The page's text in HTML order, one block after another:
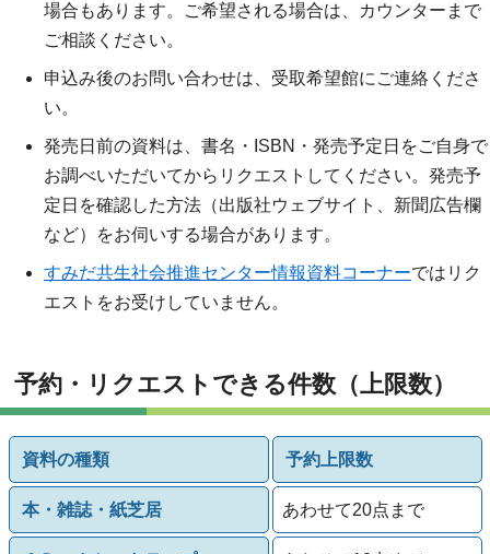
場合もあります。ご希望される場合は、カウンターまで
ご相談ください。
申込み後のお問い合わせは、受取希望館にご連絡くださ
い。
発売日前の資料は、書名・ISBN・発売予定日をご自身で
お調べいただいてからリクエストしてください。発売予
定日を確認した方法（出版社ウェブサイト、新聞広告欄
など）をお伺いする場合があります。
すみだ共生社会推進センター情報資料コーナーではリク
エストをお受けしていません。
予約・リクエストできる件数（上限数）
資料の種類 予約上限数
本・雑誌・紙芝居 あわせて20点まで